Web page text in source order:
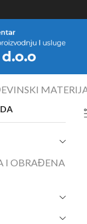
I OBRAĐENA